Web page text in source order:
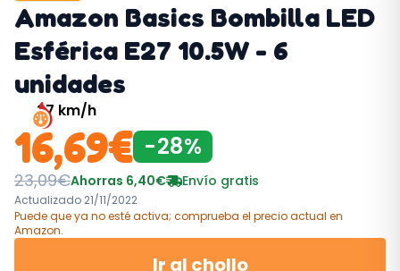
Amazon Basics Bombilla LED
Esférica E27 10.5W - 6
unidades
37 km/h
16,69€ -28%
23,09€Ahorras 6,40€ Envío gratis
Actualizado 21/11/2022
Puede que ya no esté activa; comprueba el precio actual en
Amazon.
Ir al chollo